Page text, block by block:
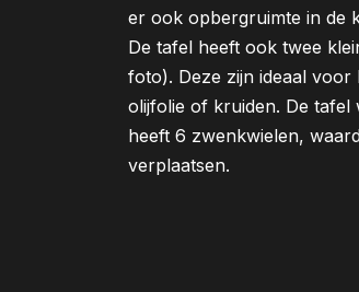
er ook opbergruimte in de
De tafel heeft ook twee
foto). Deze zijn ideaal voor
olijfolie of kruiden. De tafel
heeft 6 zwenkwielen,
verplaatsen.